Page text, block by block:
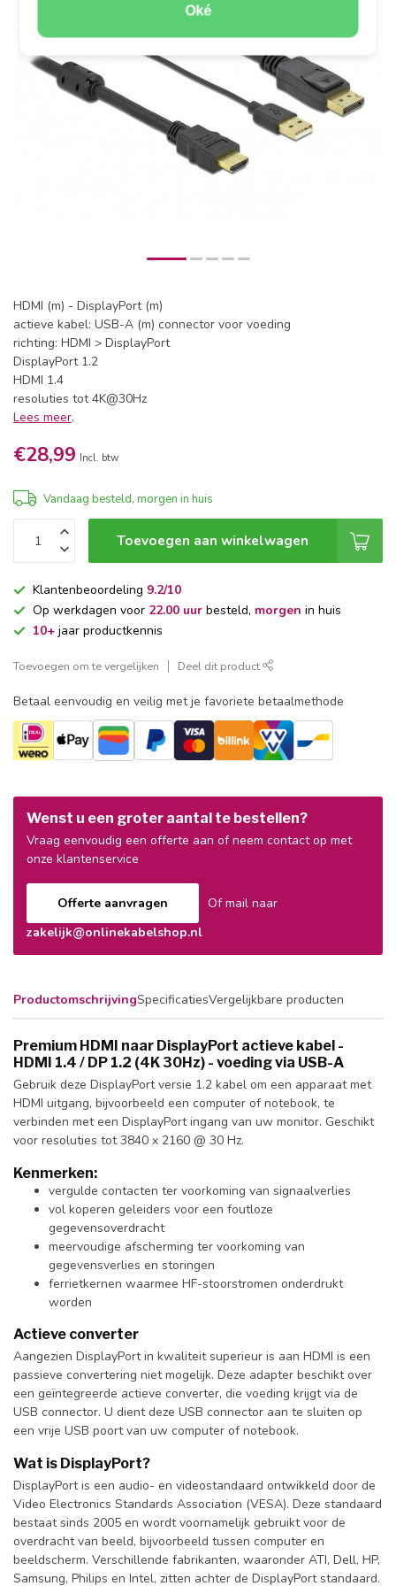
Oké
HDMI (m) - DisplayPort (m)
actieve kabel: USB-A (m) connector voor voeding
richting: HDMI > DisplayPort
DisplayPort 1.2
HDMI 1.4
resoluties tot 4K@30Hz
Lees meer.
€28,99 Incl. btw
Vandaag besteld, morgen in huis
Toevoegen aan winkelwagen
Klantenbeoordeling 9.2/10
Op werkdagen voor 22.00 uur besteld, morgen in huis
10+ jaar productkennis
Toevoegen om te vergelijken Deel dit product
Betaal eenvoudig en veilig met je favoriete betaalmethode
Wenst u een groter aantal te bestellen?
Vraag eenvoudig een offerte aan of neem contact op met
onze klantenservice
Offerte aanvragen
Of mail naar
zakelijk@onlinekabelshop.nl
ProductomschrijvingSpecificatiesVergelijkbare producten
Premium HDMI naar DisplayPort actieve kabel -
HDMI 1.4 / DP 1.2 (4K 30Hz) - voeding via USB-A
Gebruik deze DisplayPort versie 1.2 kabel om een apparaat met
HDMI uitgang, bijvoorbeeld een computer of notebook, te
verbinden met een DisplayPort ingang van uw monitor. Geschikt
voor resoluties tot 3840 x 2160 @ 30 Hz.
Kenmerken:
vergulde contacten ter voorkoming van signaalverlies
vol koperen geleiders voor een foutloze
gegevensoverdracht
meervoudige afscherming ter voorkoming van
gegevensverlies en storingen
ferrietkernen waarmee HF-stoorstromen onderdrukt
worden
Actieve converter
Aangezien DisplayPort in kwaliteit superieur is aan HDMI is een
passieve convertering niet mogelijk. Deze adapter beschikt over
een geïntegreerde actieve converter, die voeding krijgt via de
USB connector. U dient deze USB connector aan te sluiten op
een vrije USB poort van uw computer of notebook.
Wat is DisplayPort?
DisplayPort is een audio- en videostandaard ontwikkeld door de
Video Electronics Standards Association (VESA). Deze standaard
bestaat sinds 2005 en wordt voornamelijk gebruikt voor de
overdracht van beeld, bijvoorbeeld tussen computer en
beeldscherm. Verschillende fabrikanten, waaronder ATI, Dell, HP,
Samsung, Philips en Intel, zitten achter de DisplayPort standaard.